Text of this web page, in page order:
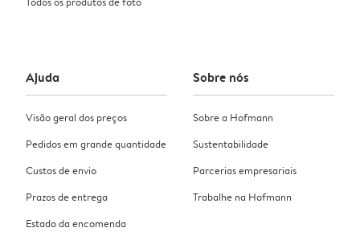
Ajuda
Visão geral dos preços
Pedidos em grande quantidade
Custos de envio
Prazos de entrega
Estado da encomenda
Sobre nós
Sobre a Hofmann
Sustentabilidade
Parcerias empresariais
Trabalhe na Hofmann